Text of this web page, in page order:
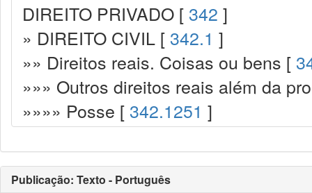
DIREITO PRIVADO [ 342 ]
» DIREITO CIVIL [ 342.1 ]
»» Direitos reais. Coisas ou bens [
»»» Outros direitos reais além da
»»»» Posse [ 342.1251 ]
Publicação: Texto - Português